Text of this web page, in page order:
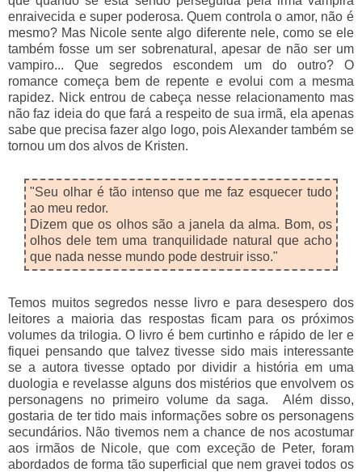
enraivecida e super poderosa. Quem controla o amor, não é
mesmo? Mas Nicole sente algo diferente nele, como se ele
também fosse um ser sobrenatural, apesar de não ser um
vampiro... Que segredos escondem um do outro? O
romance começa bem de repente e evolui com a mesma
rapidez. Nick entrou de cabeça nesse relacionamento mas
não faz ideia do que fará a respeito de sua irmã, ela apenas
sabe que precisa fazer algo logo, pois Alexander também se
tornou um dos alvos de Kristen.
"Seu olhar é tão intenso que me faz esquecer tudo
ao meu redor.
Dizem que os olhos são a janela da alma. Bom, os
olhos dele tem uma tranquilidade natural que acho
que nada nesse mundo pode destruir isso."
Temos muitos segredos nesse livro e para desespero dos
leitores a maioria das respostas ficam para os próximos
volumes da trilogia. O livro é bem curtinho e rápido de ler e
fiquei pensando que talvez tivesse sido mais interessante
se a autora tivesse optado por dividir a história em uma
duologia e revelasse alguns dos mistérios que envolvem os
personagens no primeiro volume da saga. Além disso,
gostaria de ter tido mais informações sobre os personagens
secundários. Não tivemos nem a chance de nos acostumar
aos irmãos de Nicole, que com exceção de Peter, foram
abordados de forma tão superficial que nem gravei todos os